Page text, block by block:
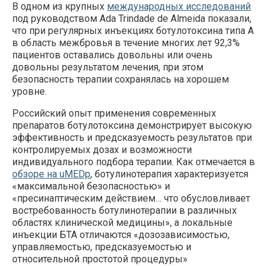
В одном из крупных международных исследований
под руководством Ada Trindade de Almeida показали,
что при регулярных инъекциях ботулотоксина типа А
в область межбровья в течение многих лет 92,3%
пациентов оставались довольны или очень
довольны результатом лечения, при этом
безопасность терапии сохранялась на хорошем
уровне.
Российский опыт применения современных
препаратов ботулотоксина демонстрирует высокую
эффективность и предсказуемость результатов при
контролируемых дозах и возможности
индивидуального подбора терапии. Как отмечается в
обзоре на uMEDp, ботулинотерапия характеризуется
«максимальной безопасностью» и
«пресинаптическим действием… что обусловливает
востребованность ботулинотерапии в различных
областях клинической медицины», а локальные
инъекции БТА отличаются «дозозависимостью,
управляемостью, предсказуемостью и
относительной простотой процедуры»
БОТУЛИНОТЕРАПИЯ КАК ЧАСТЬ
КОМПЛЕКСНОГО ПОДХОДА